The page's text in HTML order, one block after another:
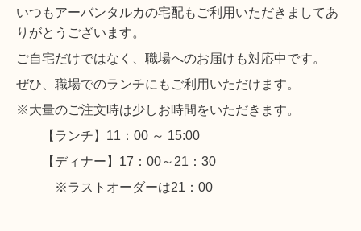
いつもアーバンタルカの宅配もご利用いただきましてあ
りがとうございます。
ご自宅だけではなく、職場へのお届けも対応中です。
ぜひ、職場でのランチにもご利用いただけます。
※大量のご注文時は少しお時間をいただきます。
【ランチ】 11 ： 00 ～ 15:00
【ディナー】 17 ： 00～ 21 ： 30
※ラストオーダーは21 ： 00